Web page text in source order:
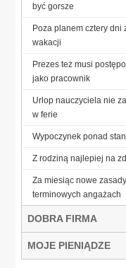
być gorsze
Poza planem cztery dni
wakacji
Prezes też musi
jako pracownik
Urlop nauczyciela nie
w ferie
Wypoczynek ponad
Z rodziną najlepiej na
Za miesiąc nowe
terminowych angażach
DOBRA FIRMA
MOJE PIENIĄDZE